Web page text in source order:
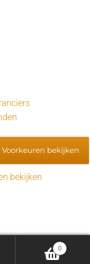
0
Voorkeuren bekijken
bekijken